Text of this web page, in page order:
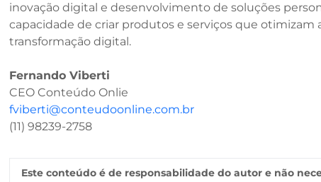
inovação digital e desenvolvimento de soluções
capacidade de criar produtos e serviços que
transformação digital.
Fernando Viberti
CEO Conteúdo Onlie
fviberti@conteudoonline.com.br
(11) 98239-2758
Este conteúdo é de responsabilidade do autor e não